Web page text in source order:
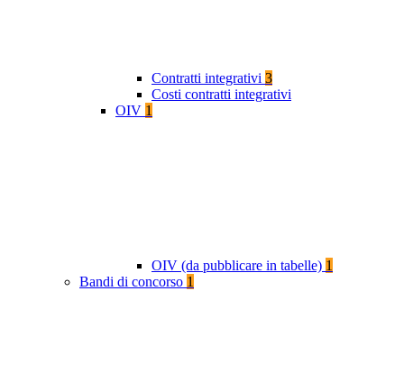
Contratti integrativi 3
Costi contratti integrativi
OIV 1
OIV (da pubblicare in tabelle) 1
Bandi di concorso 1